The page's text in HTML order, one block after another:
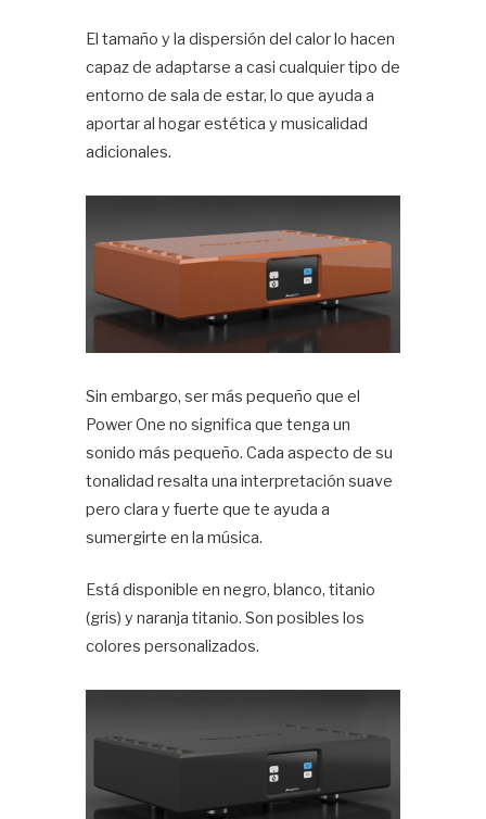
El tamaño y la dispersión del calor lo hacen
capaz de adaptarse a casi cualquier tipo de
entorno de sala de estar, lo que ayuda a
aportar al hogar estética y musicalidad
adicionales.
Sin embargo, ser más pequeño que el
Power One no significa que tenga un
sonido más pequeño. Cada aspecto de su
tonalidad resalta una interpretación suave
pero clara y fuerte que te ayuda a
sumergirte en la música.
Está disponible en negro, blanco, titanio
(gris) y naranja titanio. Son posibles los
colores personalizados.